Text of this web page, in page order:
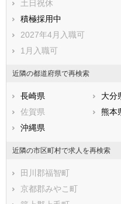
嘉穂郡桂川町
朝倉郡東峰村
三潴郡大木町
田川郡香春町
田川郡糸田町
田川郡大任町
京都郡みやこ町
土日祝休
積極採用中
2027年4月入職可
1月入職可
近隣の都道府県で再検索
長崎県 大分
佐賀県
熊本
沖縄県
近隣の市区町村で求人を再検索
田川郡福智町
京都郡みやこ町